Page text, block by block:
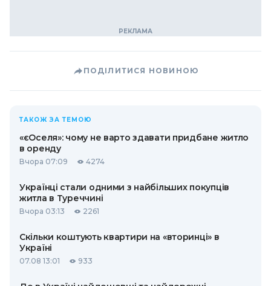
ПОДІЛИТИСЯ НОВИНОЮ
ТАКОЖ ЗА ТЕМОЮ
«єОселя»: чому не варто здавати придбане житло
в оренду
Вчора 07:09 4274
Українці стали одними з найбільших покупців
житла в Туреччині
Вчора 03:13 2261
Скільки коштують квартири на «вторинці» в
Україні
07.08 13:01 933